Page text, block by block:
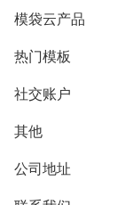
模袋云产品
别墅设计营销
模型协同展示分享
别墅社区
热门模板
欧式别墅
中式别墅
社交账户
B站
抖音
微信公众号
其他
用户服务协议
隐私政策
公司地址